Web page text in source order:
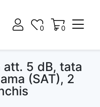
0
0 0
att. 5 dB, tata
(SAT), 2